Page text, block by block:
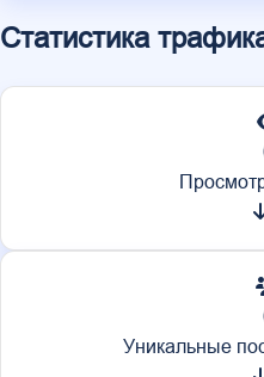
Статистика
Уникальные